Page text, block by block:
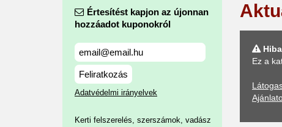
Értesítést kapjon az újonnan
hozzáadot kuponokról
Feliratkozás
Adatvédelmi irányelvek
Kerti felszerelés, szerszámok, vadász
Ez a